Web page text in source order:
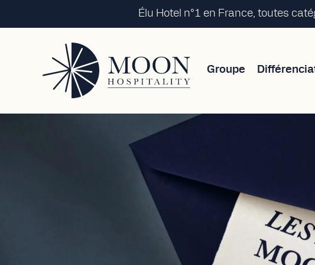
Élu Hotel n°1 en France, toutes
Groupe